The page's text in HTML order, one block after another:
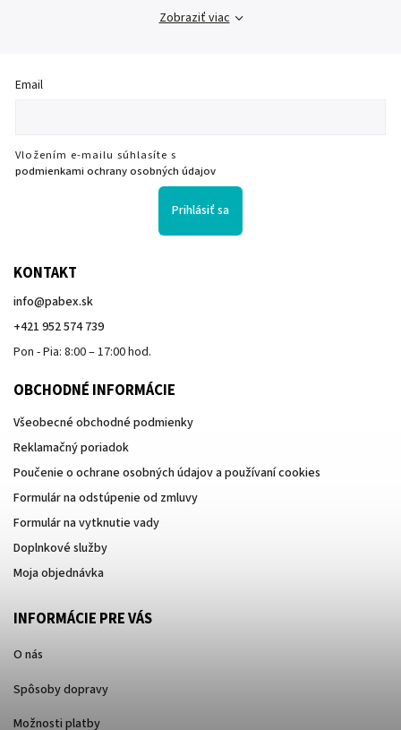
Zobraziť viac
Email
Vložením e-mailu súhlasíte s
podmienkami ochrany osobných údajov
Prihlásiť sa
KONTAKT
info@pabex.sk
+421 952 574 739
Pon - Pia: 8:00 – 17:00 hod.
OBCHODNÉ INFORMÁCIE
Všeobecné obchodné podmienky
Reklamačný poriadok
Poučenie o ochrane osobných údajov a používaní cookies
Formulár na odstúpenie od zmluvy
Formulár na vytknutie vady
Doplnkové služby
Moja objednávka
INFORMÁCIE PRE VÁS
O nás
Spôsoby dopravy
Možnosti platby